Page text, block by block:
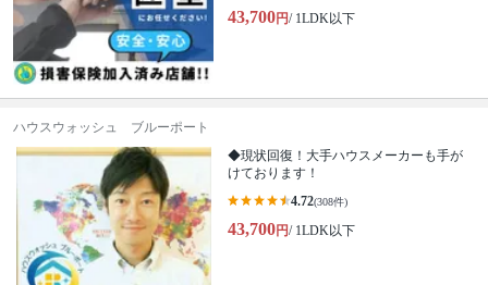
43,700円/ 1LDK以下
ハウスウォッシュ ブルーポート
◆現状回復！大手ハウスメーカーも手が
けております！
4.72(308件)
43,700円/ 1LDK以下